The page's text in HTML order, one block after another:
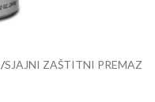
/SJAJNI ZAŠTITNI PREMAZ